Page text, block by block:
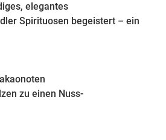
elegantes
Spirituosen begeistert – ein
zu einen Nuss-